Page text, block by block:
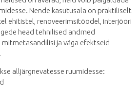
Nende kasutusala on praktiliselt
ehitistel, renoveerimsitöödel, interjööri
head tehnilised andmed
ja väga efektseid
alljärgnevatesse ruumidesse: